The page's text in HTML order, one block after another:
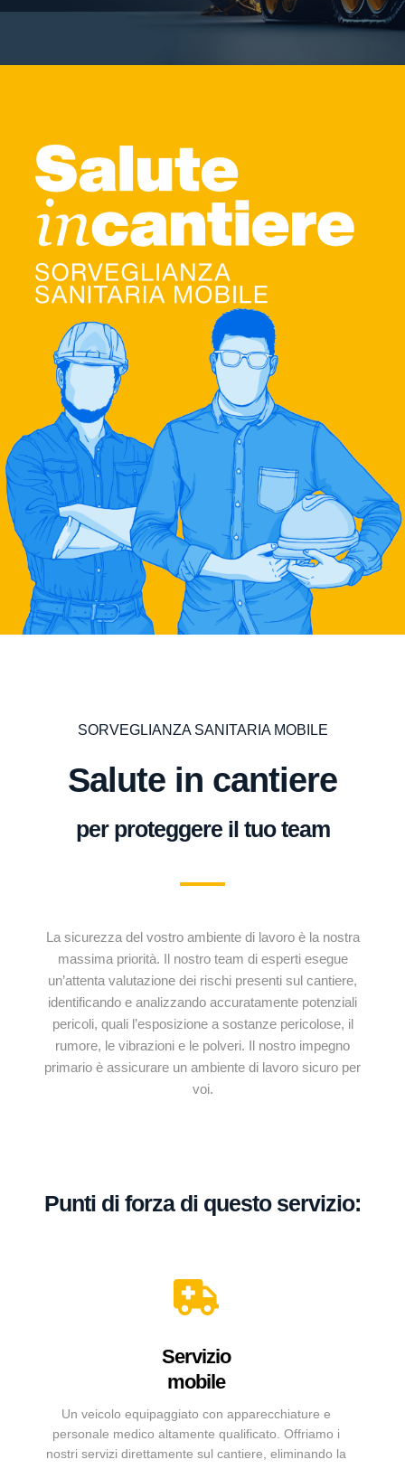
SORVEGLIANZA SANITARIA MOBILE
Salute in cantiere
per proteggere il tuo team
La sicurezza del vostro ambiente di lavoro è la nostra
massima priorità. Il nostro team di esperti esegue
un’attenta valutazione dei rischi presenti sul cantiere,
identificando e analizzando accuratamente potenziali
pericoli, quali l’esposizione a sostanze pericolose, il
rumore, le vibrazioni e le polveri. Il nostro impegno
primario è assicurare un ambiente di lavoro sicuro per
voi.
Punti di forza di questo servizio:
Servizio
mobile
Un veicolo equipaggiato con apparecchiature e
personale medico altamente qualificato. Offriamo i
nostri servizi direttamente sul cantiere, eliminando la